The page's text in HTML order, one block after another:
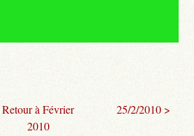
Retour à Février
2010
25/2/2010 >